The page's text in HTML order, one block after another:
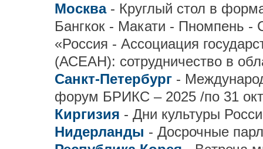
Москва - Круглый стол в
Бангкок - Макати - Пномпень -
«Россия - Ассоциация
(АСЕАН): сотрудничество в
Санкт-Петербург -
форум БРИКС – 2025 /по 31
Киргизия - Дни культуры
Нидерланды - Досрочные